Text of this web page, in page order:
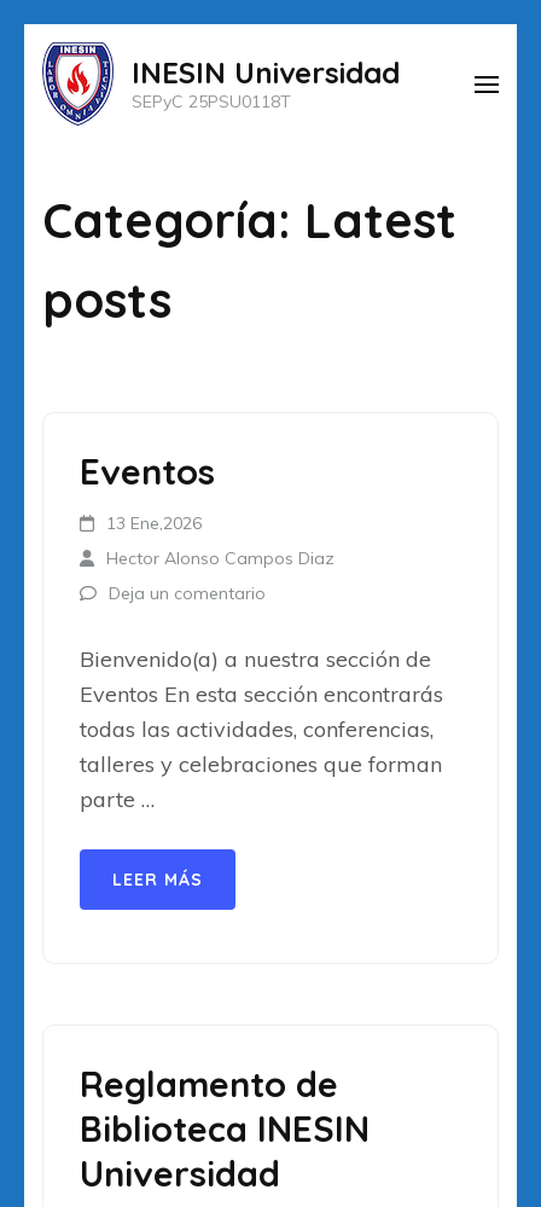
Saltar
contenido
tecla
INESIN Universidad
SEPyC 25PSU0118T
Categoría: Latest
posts
Eventos
13 Ene,2026
Hector Alonso Campos Diaz
Deja un comentario
Bienvenido(a) a nuestra sección de
Eventos En esta sección encontrarás
todas las actividades, conferencias,
talleres y celebraciones que forman
parte …
LEER MÁS
Reglamento de
Biblioteca INESIN
Universidad